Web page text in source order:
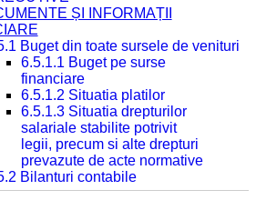
ȘI INFORMAȚII
Buget din toate sursele de venituri
6.5.1.1 Buget pe surse
financiare
6.5.1.2 Situatia platilor
6.5.1.3 Situatia drepturilor
salariale stabilite potrivit
legii, precum si alte drepturi
prevazute de acte normative
Bilanturi contabile